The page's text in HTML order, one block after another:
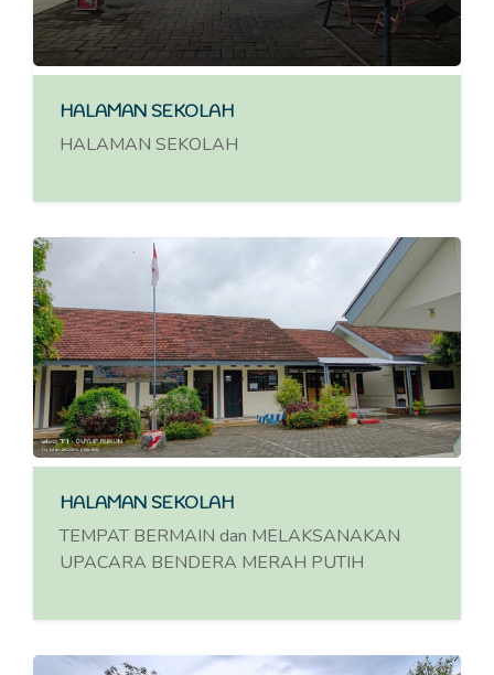
HALAMAN SEKOLAH
HALAMAN SEKOLAH
HALAMAN SEKOLAH
TEMPAT BERMAIN dan MELAKSANAKAN
UPACARA BENDERA MERAH PUTIH